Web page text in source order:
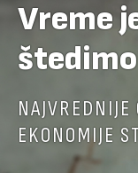
Vreme
EKONOMIJE